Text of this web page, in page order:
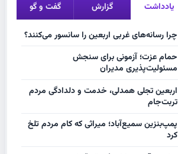
یادداشت گزارش گفت و گو
چرا رسانه‌های غربی اربعین را سانسور می‌کنند؟
حمام عزت؛ آزمونی برای سنجش
مسئولیت‌پذیری مدیران
اربعین تجلی همدلی، خدمت و دلدادگی مردم
تربت‌جام
پمپ‌بنزین سمیع‌آباد؛ میراثی که کام مردم تلخ
کرد